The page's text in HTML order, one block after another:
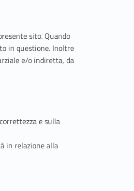
sito. Quando
in questione. Inoltre
e/o indiretta, da
e sulla
in relazione alla